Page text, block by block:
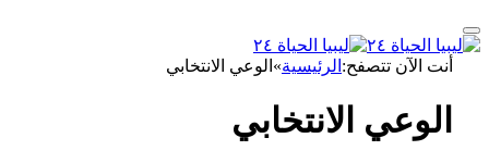
أنت الآن تتصفح:الرئيسية»الوعي الانتخابي
الوعي الانتخابي